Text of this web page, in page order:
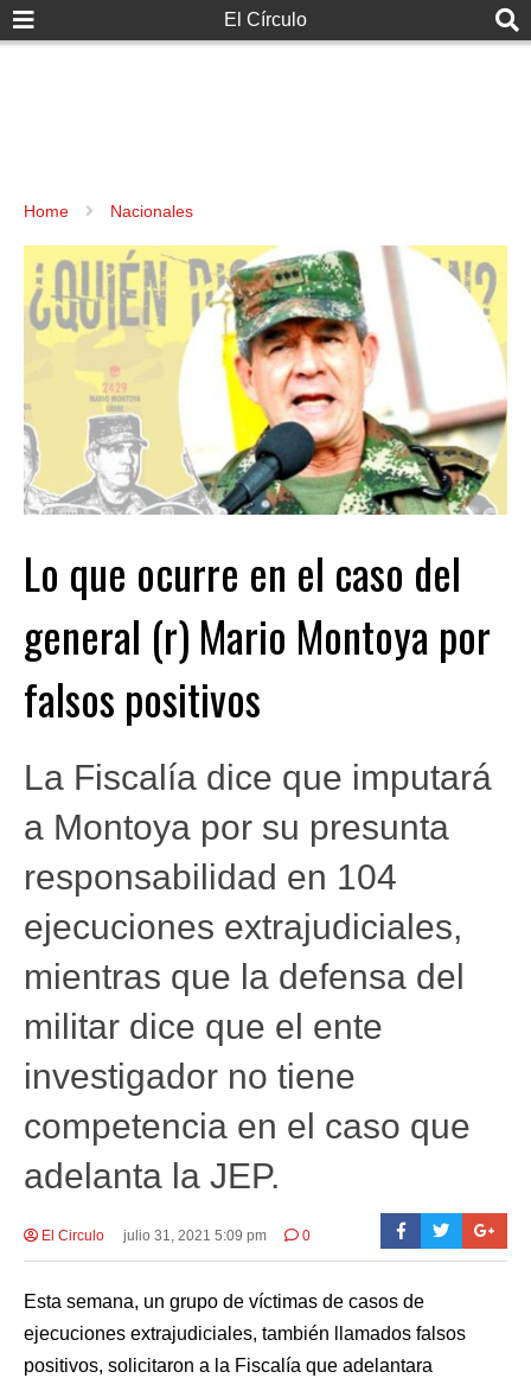
El Círculo
Home Nacionales
Lo que ocurre en el caso del
general (r) Mario Montoya por
falsos positivos
La Fiscalía dice que imputará
a Montoya por su presunta
responsabilidad en 104
ejecuciones extrajudiciales,
mientras que la defensa del
militar dice que el ente
investigador no tiene
competencia en el caso que
adelanta la JEP.
El Circulo julio 31, 2021 5:09 pm 0
Esta semana, un grupo de víctimas de casos de
ejecuciones extrajudiciales, también llamados falsos
positivos, solicitaron a la Fiscalía que adelantara